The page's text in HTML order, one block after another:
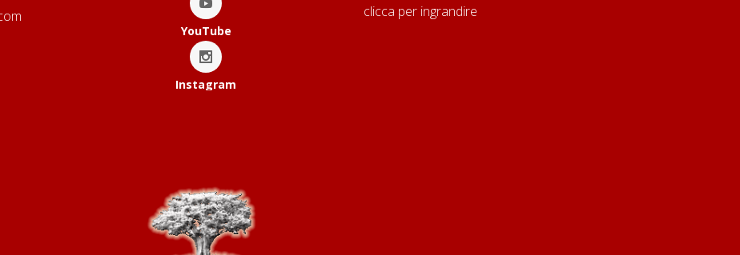
YouTube
Instagram
clicca per ingrandire